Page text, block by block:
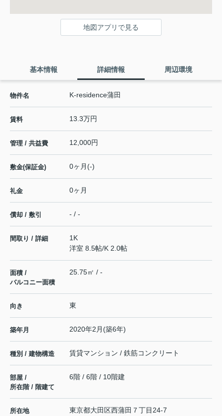
地図アプリで見る
基本情報 詳細情報 周辺環境
物件名 K-residence蒲田
賃料 13.3万円
管理 / 共益費 12,000円
敷金(保証金) 0ヶ月(-)
礼金 0ヶ月
償却 / 敷引 - / -
間取り / 詳細
1K
洋室 8.5帖/K 2.0帖
面積 /
バルコニー面積
25.75㎡ / -
向き 東
築年月 2020年2月(築6年)
種別 / 建物構造 賃貸マンション / 鉄筋コンクリート
部屋 /
所在階 / 階建て
6階 / 6階 / 10階建
所在地 東京都大田区西蒲田 ７丁目24-7